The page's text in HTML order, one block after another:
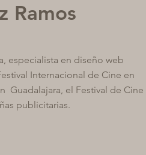
Ramos
especialista en diseño web
Internacional de Cine en
Guadalajara, el Festival de Cine
publicitarias.